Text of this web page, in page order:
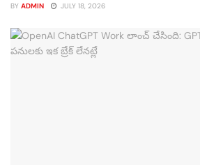
BY ADMIN JULY 18, 2026